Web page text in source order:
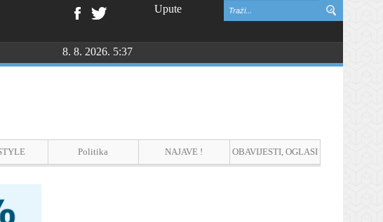
Upute
O BULLYINGU8. 8. 2026. 5:37
Politika NAJAVE ! OBAVIJESTI, OGLASI